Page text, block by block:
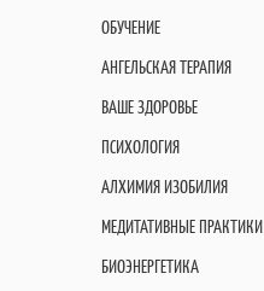
ОБУЧЕНИЕ
АНГЕЛЬСКАЯ ТЕРАПИЯ
ВАШЕ ЗДОРОВЬЕ
ПСИХОЛОГИЯ
АЛХИМИЯ ИЗОБИЛИЯ
МЕДИТАТИВНЫЕ ПРАКТИКИ
БИОЭНЕРГЕТИКА